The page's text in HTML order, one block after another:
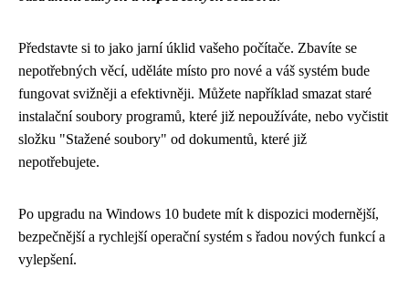
Představte si to jako jarní úklid vašeho počítače. Zbavíte se
nepotřebných věcí, uděláte místo pro nové a váš systém bude
fungovat svižněji a efektivněji. Můžete například smazat staré
instalační soubory programů, které již nepoužíváte, nebo vyčistit
složku "Stažené soubory" od dokumentů, které již
nepotřebujete.
Po upgradu na Windows 10 budete mít k dispozici modernější,
bezpečnější a rychlejší operační systém s řadou nových funkcí a
vylepšení.